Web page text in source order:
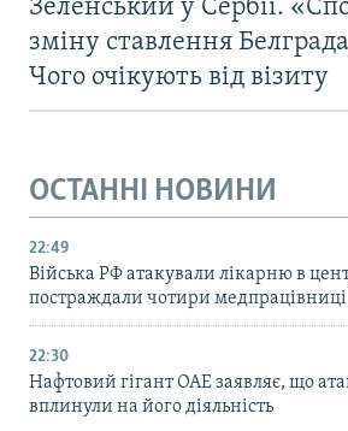
Зеленський у Сербії.
зміну ставлення
Чого очікують від візиту
ОСТАННІ НОВИНИ
22:49
Війська РФ атакували лікарню в
постраждали чотири
22:30
Нафтовий гігант ОАЕ заявляє, що
вплинули на його діяльність